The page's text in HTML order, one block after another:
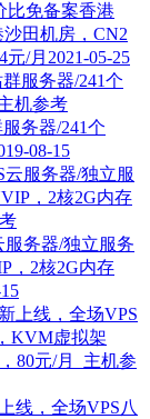
比免备案香港
田机房，CN2
元/月 2021-05-25
务器/241个
08-15
服务器/独立服务
，2核2G内存
线，全场VPS八